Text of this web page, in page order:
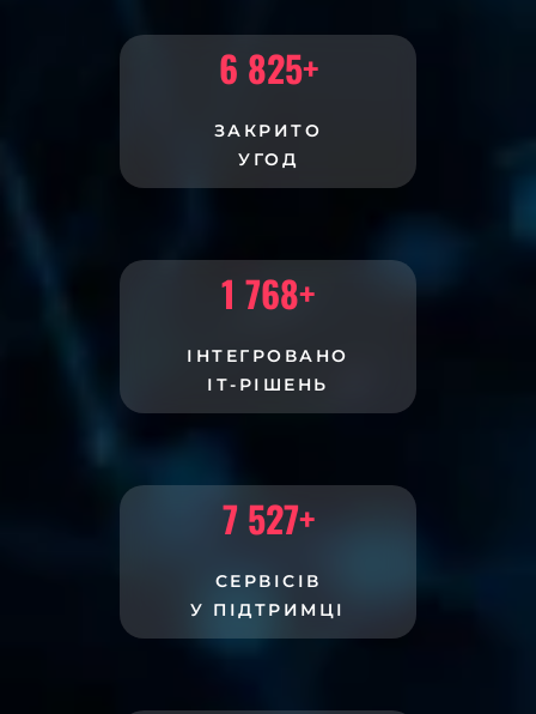
6 825+
ЗАКРИТО
УГОД
1 768+
ІНТЕГРОВАНО
ІТ-РІШЕНЬ
7 527+
СЕРВІСІВ
У ПІДТРИМЦІ